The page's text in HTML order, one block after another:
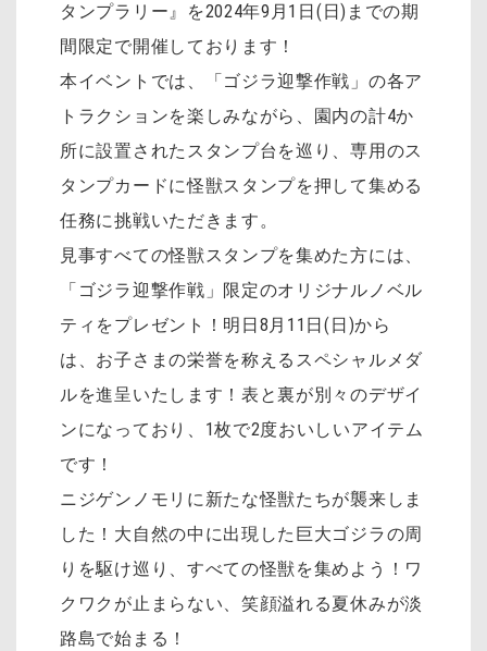
タンプラリー』を2024年9月1日(日)までの期
間限定で開催しております！
本イベントでは、「ゴジラ迎撃作戦」の各ア
トラクションを楽しみながら、園内の計4か
所に設置されたスタンプ台を巡り、専用のス
タンプカードに怪獣スタンプを押して集める
任務に挑戦いただきます。
見事すべての怪獣スタンプを集めた方には、
「ゴジラ迎撃作戦」限定のオリジナルノベル
ティをプレゼント！明日8月11日(日)から
は、お子さまの栄誉を称えるスペシャルメダ
ルを進呈いたします！表と裏が別々のデザイ
ンになっており、1枚で2度おいしいアイテム
です！
ニジゲンノモリに新たな怪獣たちが襲来しま
した！大自然の中に出現した巨大ゴジラの周
りを駆け巡り、すべての怪獣を集めよう！ワ
クワクが止まらない、笑顔溢れる夏休みが淡
路島で始まる！